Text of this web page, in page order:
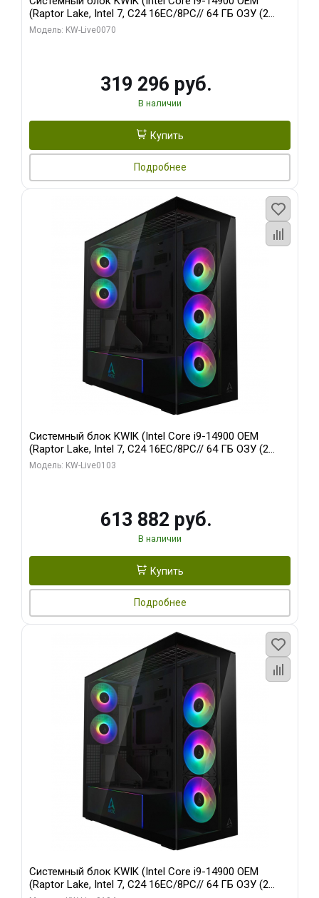
(Raptor Lake, Intel 7, C24 16EC/8PC// 64 ГБ ОЗУ (2
модуля)/ Gigabyte RTX5080 XTREME WATERFORCE
Модель: KW-Live0070
319 296 руб.
В наличии
Купить
Подробнее
Системный блок KWIK (Intel Core i9-14900 OEM
(Raptor Lake, Intel 7, C24 16EC/8PC// 64 ГБ ОЗУ (2
модуля)/ Afox RTX4090 24GB GDDR6X 384-Bit 3xDP
Модель: KW-Live0103
613 882 руб.
В наличии
Купить
Подробнее
Системный блок KWIK (Intel Core i9-14900 OEM
(Raptor Lake, Intel 7, C24 16EC/8PC// 64 ГБ ОЗУ (2